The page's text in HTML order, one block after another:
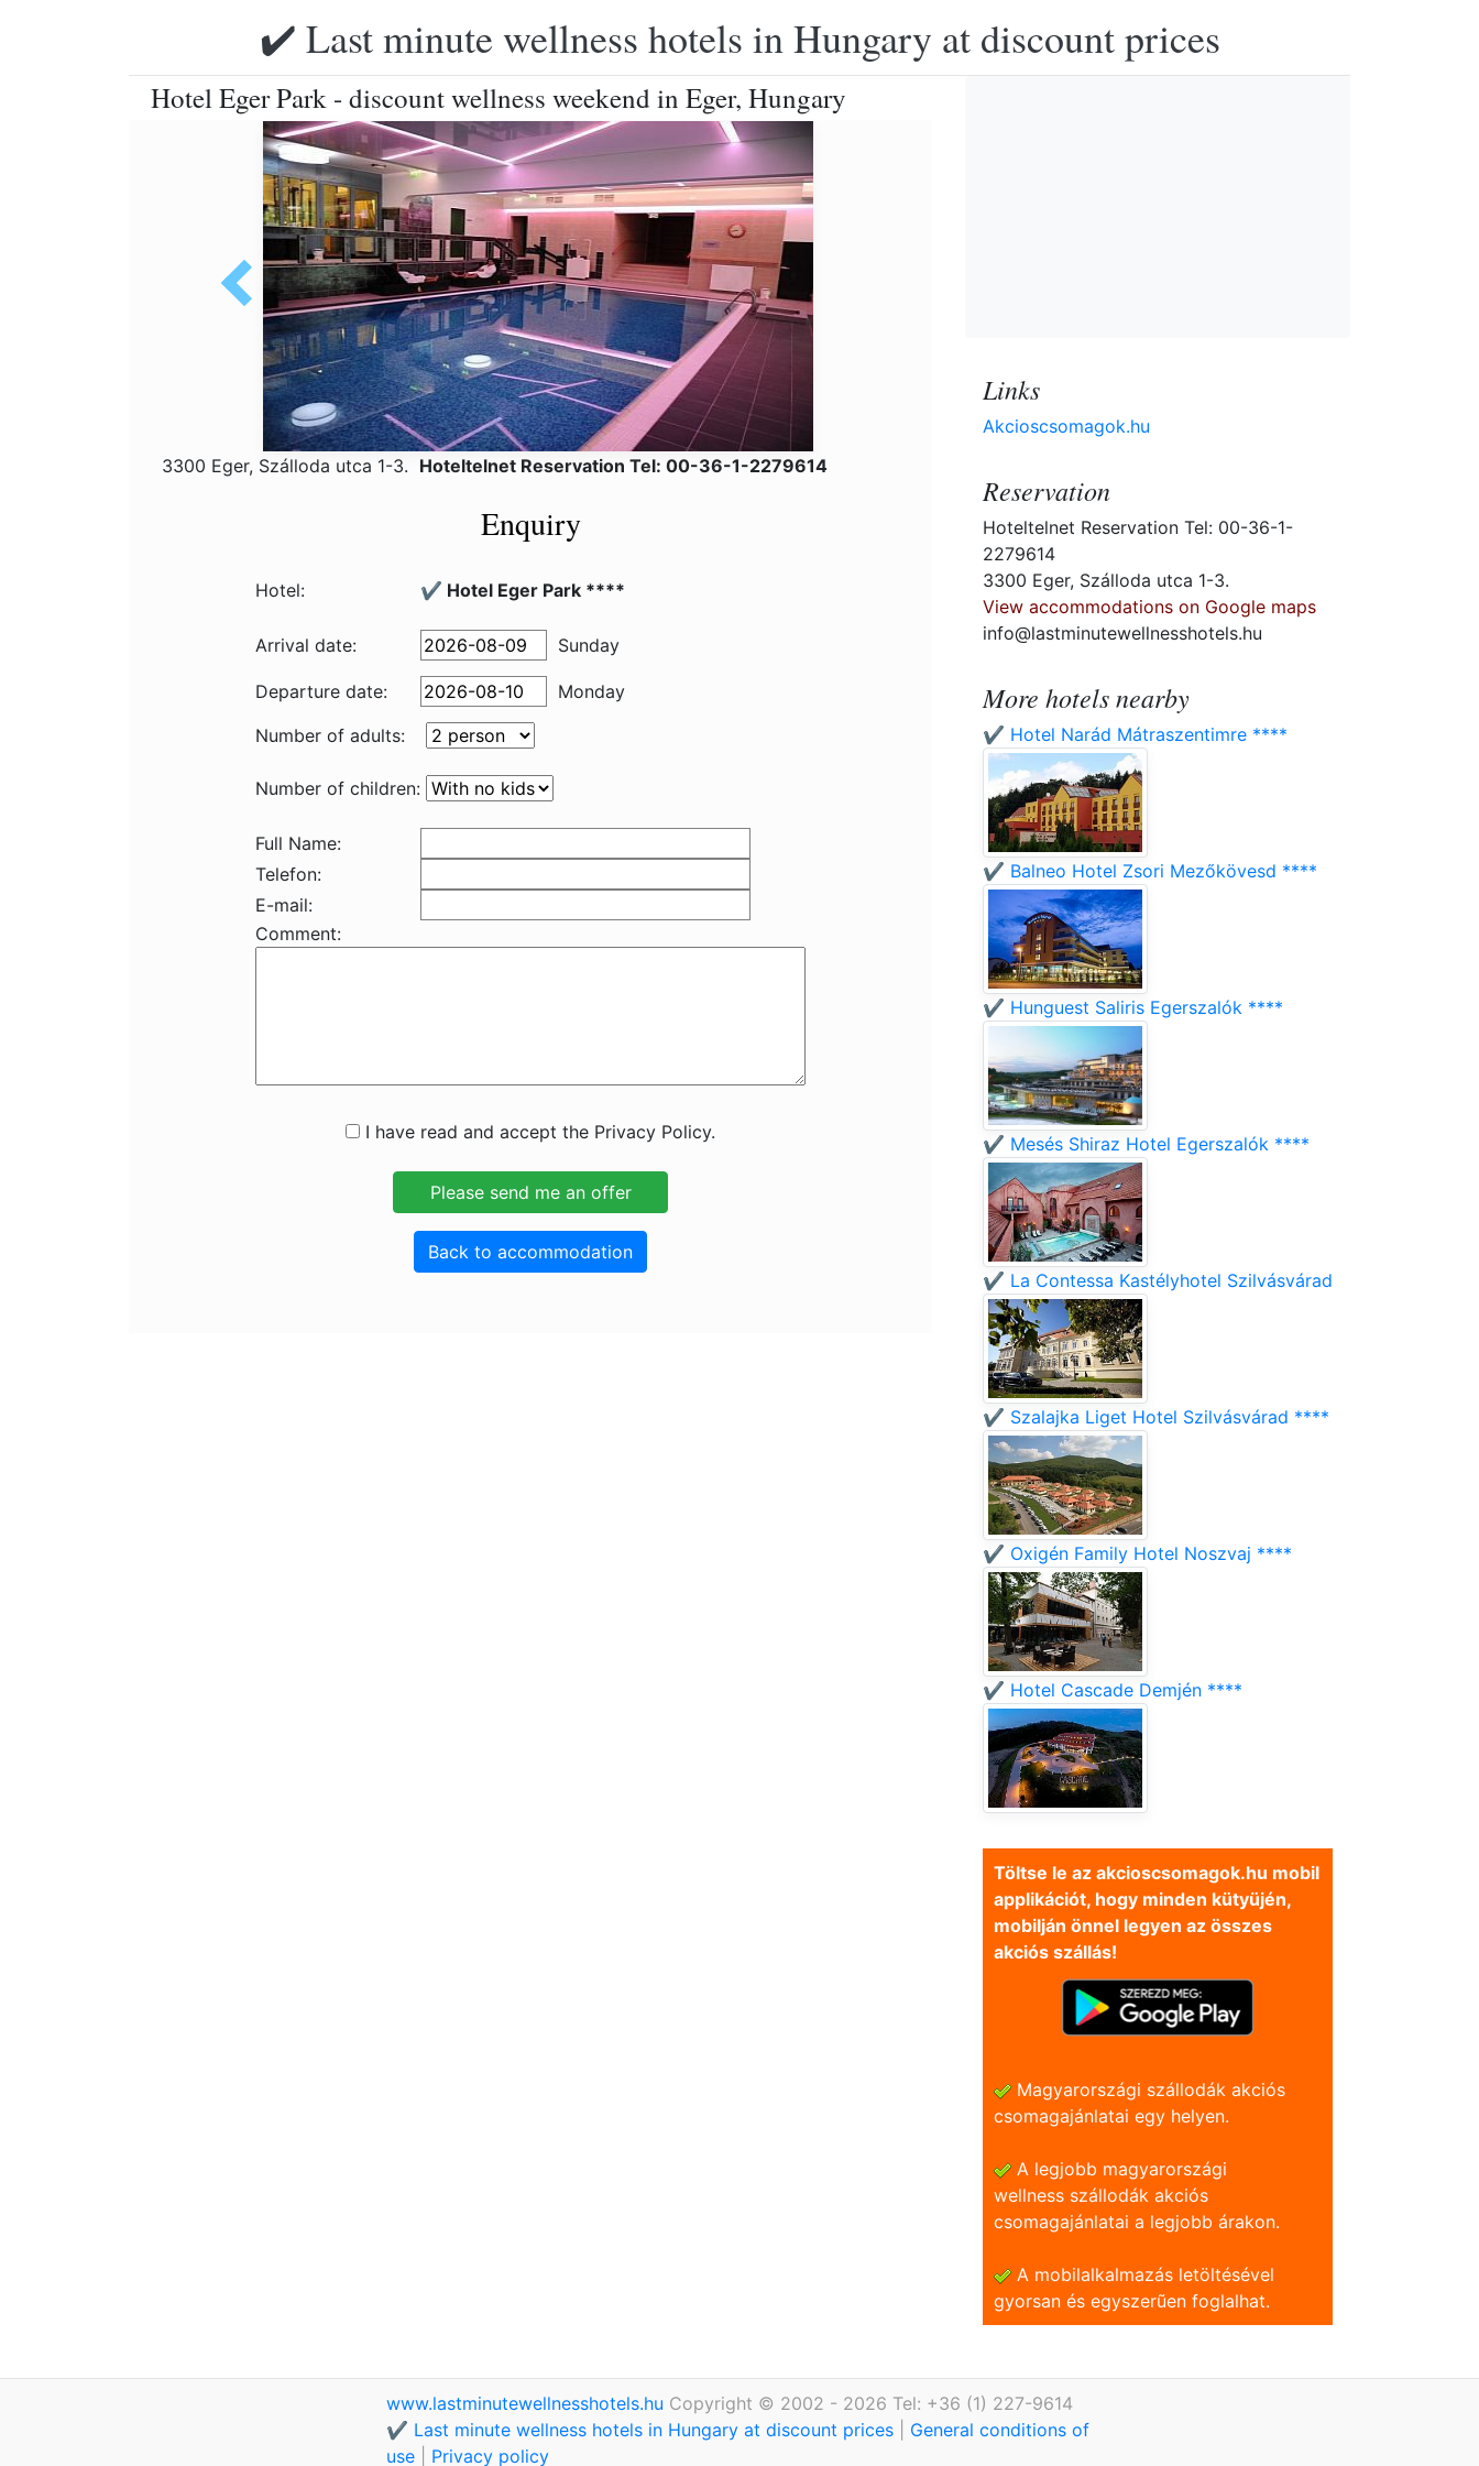
✔️ Last minute wellness hotels in Hungary at discount prices
Hotel Eger Park - discount wellness weekend in Eger, Hungary
3300 Eger, Szálloda utca 1-3. Hoteltelnet Reservation Tel: 00-36-1-2279614
Enquiry
Hotel: ✔️ Hotel Eger Park ****
Arrival date: Sunday
Departure date:
Monday
Number of adults:
Number of children:
Full Name:
Telefon:
E-mail:
Comment:
I have read and accept the Privacy Policy.
Back to accommodation
Links
Akcioscsomagok.hu
Reservation
Hoteltelnet Reservation Tel: 00-36-1-
2279614
3300 Eger, Szálloda utca 1-3.
View accommodations on Google maps
info@lastminutewellnesshotels.hu
More hotels nearby
✔️ Hotel Narád Mátraszentimre ****
✔️ Balneo Hotel Zsori Mezőkövesd ****
✔️ Hunguest Saliris Egerszalók ****
✔️ Mesés Shiraz Hotel Egerszalók ****
✔️ La Contessa Kastélyhotel Szilvásvárad
✔️ Szalajka Liget Hotel Szilvásvárad ****
✔️ Oxigén Family Hotel Noszvaj ****
✔️ Hotel Cascade Demjén ****
Töltse le az akcioscsomagok.hu mobil
applikációt, hogy minden kütyüjén,
mobilján önnel legyen az összes
akciós szállás!
Magyarországi szállodák akciós
csomagajánlatai egy helyen.
A legjobb magyarországi
wellness szállodák akciós
csomagajánlatai a legjobb árakon.
A mobilalkalmazás letöltésével
gyorsan és egyszerũen foglalhat.
www.lastminutewellnesshotels.hu Copyright © 2002 - 2026 Tel: +36 (1) 227-9614
✔️ Last minute wellness hotels in Hungary at discount prices
General conditions of
use
Privacy policy